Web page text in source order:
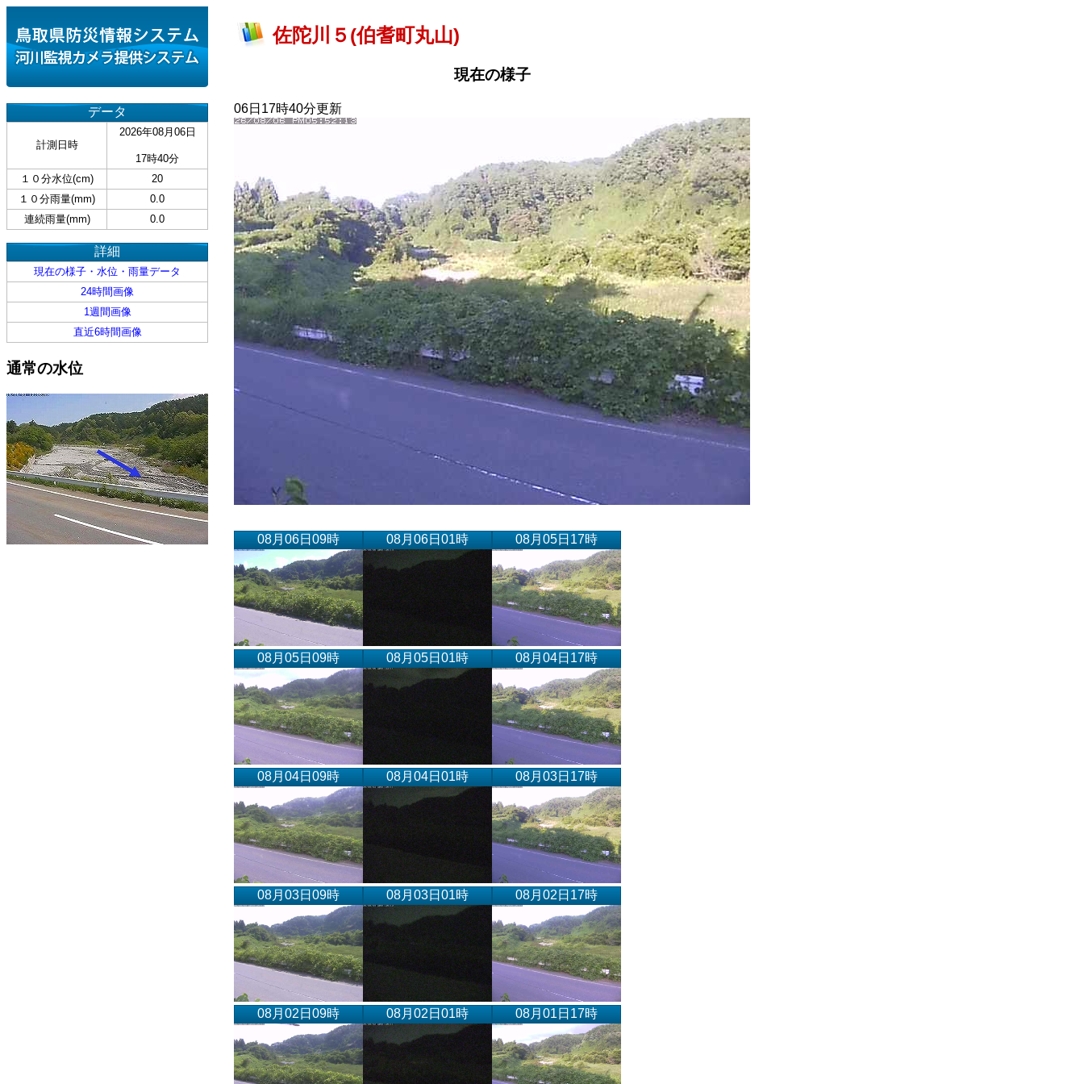
データ
計測日時
2026年08月06日
17時40分
１０分水位(cm)
20
１０分雨量(mm)
0.0
連続雨量(mm)
0.0
詳細
現在の様子・水位・雨量データ
24時間画像
1週間画像
直近6時間画像
通常の水位
佐陀川５(伯耆町丸山)
現在の様子
06日17時40分更新
08月06日09時 08月06日01時 08月05日17時
08月05日09時 08月05日01時 08月04日17時
08月04日09時 08月04日01時 08月03日17時
08月03日09時 08月03日01時 08月02日17時
08月02日09時 08月02日01時 08月01日17時